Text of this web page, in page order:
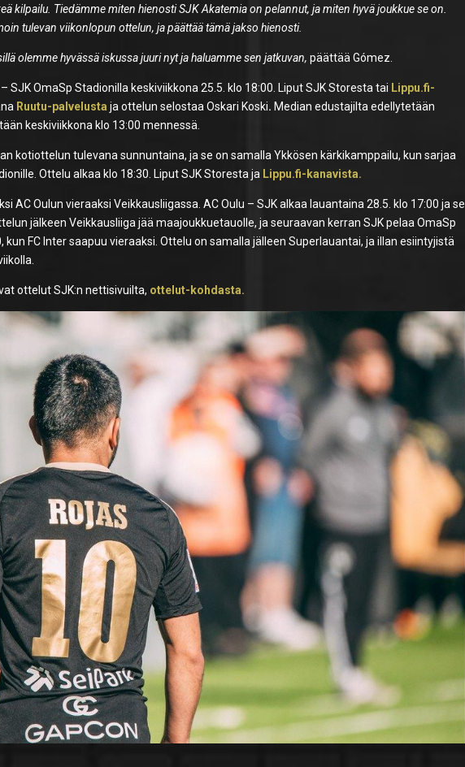
kilpailu. Tiedämme miten hienosti SJK Akatemia on pelannut, ja miten hyvä joukkue se on.
tulevan viikonlopun ottelun, ja päättää tämä jakso hienosti.
olemme hyvässä iskussa juuri nyt ja haluamme sen jatkuvan, päättää Gómez.
SJK OmaSp Stadionilla keskiviikkona 25.5. klo 18:00. Liput SJK Storesta tai Lippu.fi-
Ruutu-palvelusta ja ottelun selostaa Oskari Koski. Median edustajilta edellytetään
keskiviikkona klo 13:00 mennessä.
kotiottelun tulevana sunnuntaina, ja se on samalla Ykkösen kärkikamppailu, kun sarjaa
Ottelu alkaa klo 18:30. Liput SJK Storesta ja Lippu.fi-kanavista.
AC Oulun vieraaksi Veikkausliigassa. AC Oulu – SJK alkaa lauantaina 28.5. klo 17:00 ja se
jälkeen Veikkausliiga jää maajoukkuetauolle, ja seuraavan kerran SJK pelaa OmaSp
kun FC Inter saapuu vieraaksi. Ottelu on samalla jälleen Superlauantai, ja illan esiintyjistä
ottelut SJK:n nettisivuilta, ottelut-kohdasta.